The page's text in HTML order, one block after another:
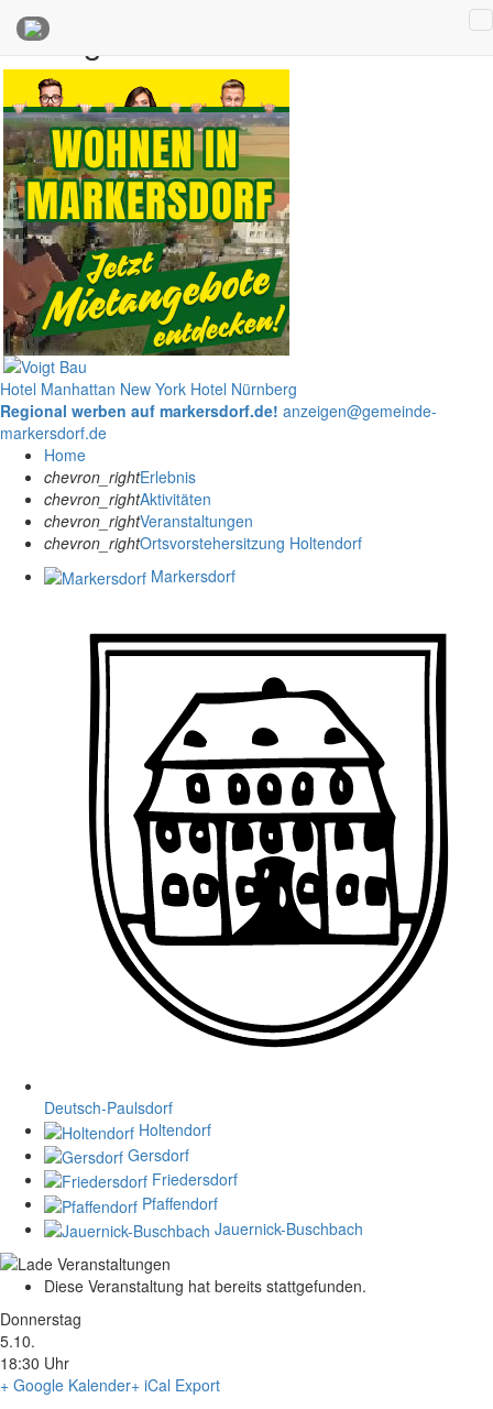
Anzeigen
Hotel Manhattan New York Hotel Nürnberg
Regional werben auf markersdorf.de! anzeigen@gemeinde-
markersdorf.de
Home
chevron_rightErlebnis
chevron_rightAktivitäten
chevron_rightVeranstaltungen
chevron_rightOrtsvorstehersitzung Holtendorf
Markersdorf
Deutsch-Paulsdorf
Holtendorf
Gersdorf
Friedersdorf
Pfaffendorf
Jauernick-Buschbach
Diese Veranstaltung hat bereits stattgefunden.
Donnerstag
5.10.
18:30 Uhr
+ Google Kalender+ iCal Export